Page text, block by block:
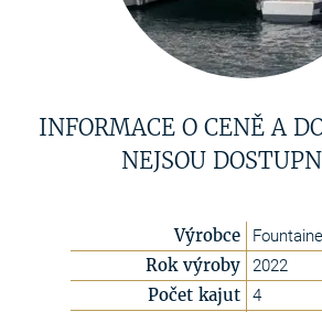
INFORMACE O CENĚ A
NEJSOU
Výrobce
Rok výroby 2022
Počet kajut 4